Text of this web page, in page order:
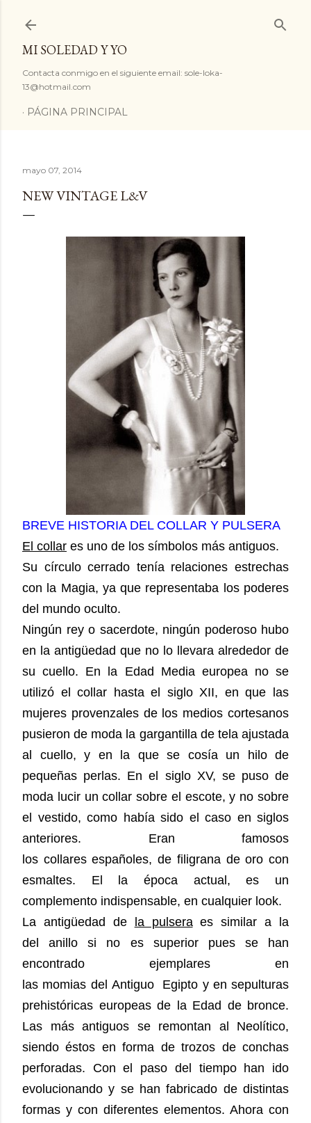
MI SOLEDAD Y YO
Contacta conmigo en el siguiente email: sole-loka-
13@hotmail.com
PÁGINA PRINCIPAL
mayo 07, 2014
NEW VINTAGE L&V
BREVE HISTORIA DEL COLLAR Y PULSERA
El collar es uno de los símbolos más antiguos.
Su círculo cerrado tenía relaciones estrechas
con la Magia, ya que representaba los poderes
del mundo oculto.
Ningún rey o sacerdote, ningún poderoso hubo
en la antigüedad que no lo llevara alrededor de
su cuello. En la Edad Media europea no se
utilizó el collar hasta el siglo XII, en que las
mujeres provenzales de los medios cortesanos
pusieron de moda la gargantilla de tela ajustada
al cuello, y en la que se cosía un hilo de
pequeñas perlas. En el siglo XV, se puso de
moda lucir un collar sobre el escote, y no sobre
el vestido, como había sido el caso en siglos
anteriores. Eran famosos
los collares españoles, de filigrana de oro con
esmaltes. El la época actual, es un
complemento indispensable, en cualquier look.
La antigüedad de
la pulseraes similar a la
del anillo si no es superior pues se han
encontrado ejemplares en
las momias del Antiguo Egipto y en sepulturas
prehistóricas europeas de la Edad de bronce.
Las más antiguos se remontan al Neolítico,
siendo éstos en forma de trozos de conchas
perforadas. Con el paso del tiempo han ido
evolucionando y se han fabricado de distintas
formas y con diferentes elementos. Ahora con